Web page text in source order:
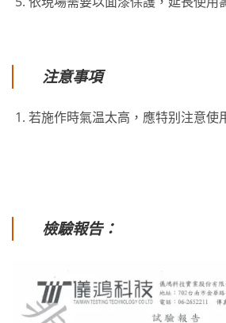
注意事項
若施作時氣温太高，應特别注意使
檢驗報告：